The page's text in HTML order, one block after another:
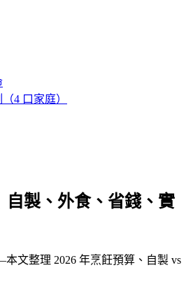
4 口家庭）
自製、外食、省錢、實
文整理 2026 年烹飪預算、自製 vs